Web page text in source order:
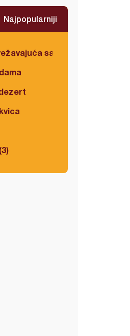
Najpopularniji
salata